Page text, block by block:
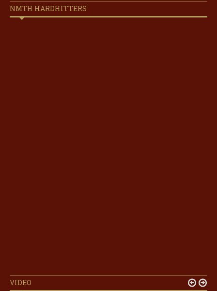
NMTH HARDHITTERS
VIDEO  